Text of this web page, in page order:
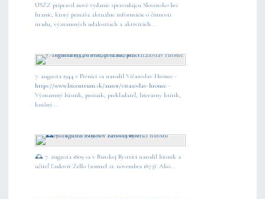
ÚSŽZ pripravil nové vydanie spravodajcu Slovensko bez
hraníc, ktorý prináša aktuálne informácie o činnosti
úradu, významných udalostiach a aktivitách...
7. augusta 1944 v Pivnici sa narodil Víťazoslav Hronec -
https://www.litcentrum.sk/autor/vitazoslav-hronec -
Významný básnik, prozaik, prekladateľ, literárny kritik,
knižný...
🕰️ 7. augusta 1809 sa v Banskej Bystrici narodil básnik a
učiteľ Ľudovít Žello (zomrel 21. novembra 1873). Ako...